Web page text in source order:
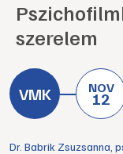
szerelem
NOV
12
Dr. Babrik Zsuzsanna